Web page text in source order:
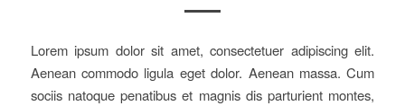
Lorem ipsum dolor sit amet, consectetuer adipiscing elit.
Aenean commodo ligula eget dolor. Aenean massa. Cum
sociis natoque penatibus et magnis dis parturient montes,